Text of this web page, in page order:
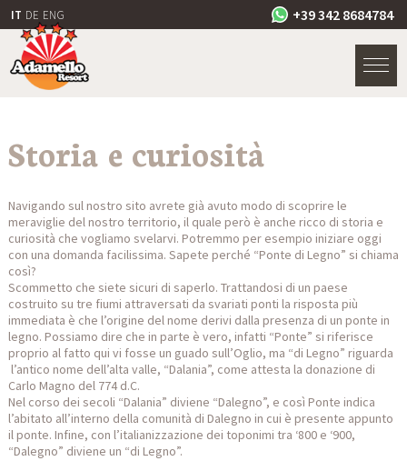
+39 342 8684784
IT DE ENG
Storia e curiosità
Navigando sul nostro sito avrete già avuto modo di scoprire le
meraviglie del nostro territorio, il quale però è anche ricco di storia e
curiosità che vogliamo svelarvi. Potremmo per esempio iniziare oggi
con una domanda facilissima. Sapete perché “Ponte di Legno” si chiama
così?
Scommetto che siete sicuri di saperlo. Trattandosi di un paese
costruito su tre fiumi attraversati da svariati ponti la risposta più
immediata è che l’origine del nome derivi dalla presenza di un ponte in
legno. Possiamo dire che in parte è vero, infatti “Ponte” si riferisce
proprio al fatto qui vi fosse un guado sull’Oglio, ma “di Legno” riguarda
l’antico nome dell’alta valle, “Dalania”, come attesta la donazione di
Carlo Magno del 774 d.C.
Nel corso dei secoli “Dalania” diviene “Dalegno”, e così Ponte indica
l’abitato all’interno della comunità di Dalegno in cui è presente appunto
il ponte. Infine, con l’italianizzazione dei toponimi tra ‘800 e ‘900,
“Dalegno” diviene un “di Legno”.